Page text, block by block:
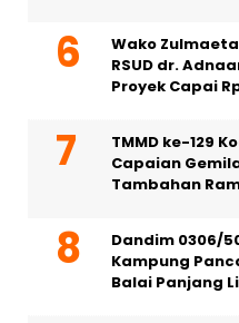
Wako
RSUD dr.
Proyek Capai
TMMD ke-129
Capaian
Tambahan
Dandim 0306/
Kampung
Balai Panjang